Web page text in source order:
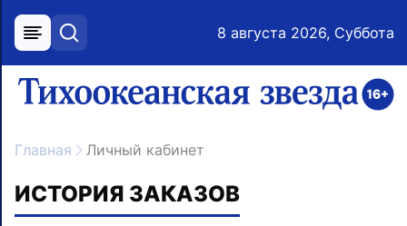
меню поиск 8 августа 2026, Суббота
ссылка на главную
Главная Личный кабинет
ИСТОРИЯ ЗАКАЗОВ